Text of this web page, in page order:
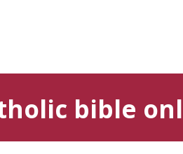
bible